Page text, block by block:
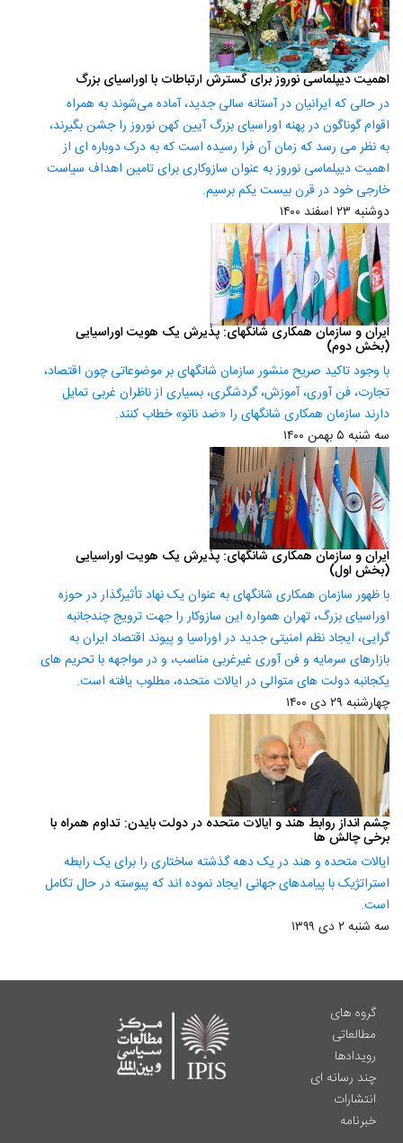
اهمیت دیپلماسی نوروز برای گسترش ارتباطات با اوراسیای بزرگ
در حالی که ایرانیان در آستانه سالی جدید، آماده می‌شوند به همراه
اقوام گوناگون در پهنه اوراسیای بزرگ آیین کهن نوروز را جشن بگیرند،
به نظر می رسد که زمان آن فرا رسیده است که به درک دوباره ای از
اهمیت دیپلماسی نوروز به عنوان سازوکاری برای تامین اهداف سیاست
خارجی خود در قرن بیست یکم برسیم.
دوشنبه ۲۳ اسفند ۱۴۰۰
ایران و سازمان همکاری شانگهای: پذیرش یک هویت اوراسیایی
(بخش دوم)
با وجود تاکید صریح منشور سازمان شانگهای بر موضوعاتی چون اقتصاد،
تجارت، فن آوری، آموزش، گردشگری، بسیاری از ناظران غربی تمایل
دارند سازمان همکاری شانگهای را «ضد ناتو» خطاب کنند.
سه شنبه ۵ بهمن ۱۴۰۰
ایران و سازمان همکاری شانگهای: پذیرش یک هویت اوراسیایی
(بخش اول)
با ظهور سازمان همکاری شانگهای به عنوان یک نهاد تأثیرگذار در حوزه
اوراسیای بزرگ، تهران همواره این سازوکار را جهت ترویج چندجانبه
گرایی، ایجاد نظم امنیتی جدید در اوراسیا و پیوند اقتصاد ایران به
بازارهای سرمایه و فن آوری غیرغربی مناسب، و در مواجهه با تحریم های
یکجانبه دولت های متوالی در ایالات متحده، مطلوب یافته است.
چهارشنبه ۲۹ دی ۱۴۰۰
چشم انداز روابط هند و ایالات متحده در دولت بایدن: تداوم همراه با
برخی چالش ها
ایالات متحده و هند در یک دهه گذشته ساختاری را برای یک رابطه
استراتژیک با پیامدهای جهانی ایجاد نموده اند که پیوسته در حال تکامل
است.
سه شنبه ۲ دی ۱۳۹۹
گروه های
مطالعاتی
رویدادها
چند رسانه ای
انتشارات
خبرنامه